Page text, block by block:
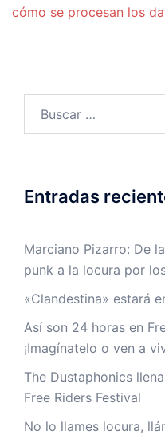
cómo se procesan los
Entradas
Marciano Pizarro: De
punk a la locura por
«Clandestina» estará
Así son 24 horas en
¡Imagínatelo o ven a
The Dustaphonics
Free Riders Festival
No lo llames locura,